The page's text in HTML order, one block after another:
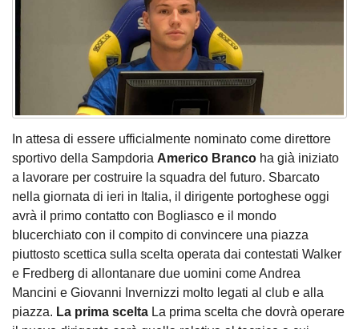
In attesa di essere ufficialmente nominato come direttore
sportivo della Sampdoria Americo Branco ha già iniziato
a lavorare per costruire la squadra del futuro. Sbarcato
nella giornata di ieri in Italia, il dirigente portoghese oggi
avrà il primo contatto con Bogliasco e il mondo
blucerchiato con il compito di convincere una piazza
piuttosto scettica sulla scelta operata dai contestati Walker
e Fredberg di allontanare due uomini come Andrea
Mancini e Giovanni Invernizzi molto legati al club e alla
piazza. La prima scelta La prima scelta che dovrà operare